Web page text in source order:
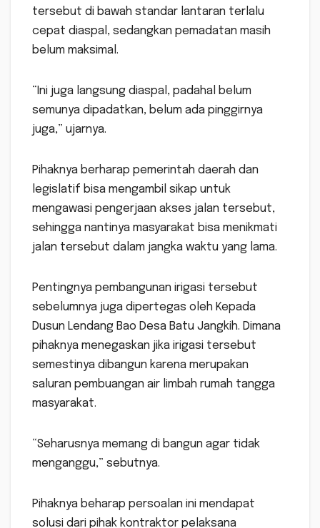
tersebut di bawah standar lantaran terlalu
cepat diaspal, sedangkan pemadatan masih
belum maksimal.
“Ini juga langsung diaspal, padahal belum
semunya dipadatkan, belum ada pinggirnya
juga,” ujarnya.
Pihaknya berharap pemerintah daerah dan
legislatif bisa mengambil sikap untuk
mengawasi pengerjaan akses jalan tersebut,
sehingga nantinya masyarakat bisa menikmati
jalan tersebut dalam jangka waktu yang lama.
Pentingnya pembangunan irigasi tersebut
sebelumnya juga dipertegas oleh Kepada
Dusun Lendang Bao Desa Batu Jangkih. Dimana
pihaknya menegaskan jika irigasi tersebut
semestinya dibangun karena merupakan
saluran pembuangan air limbah rumah tangga
masyarakat.
“Seharusnya memang di bangun agar tidak
menganggu,” sebutnya.
Pihaknya beharap persoalan ini mendapat
solusi dari pihak kontraktor pelaksana